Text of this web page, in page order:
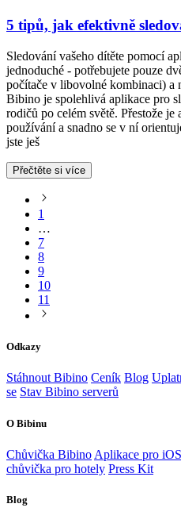
5 tipů, jak efektivně
Sledování vašeho dítěte pomocí
jednoduché - potřebujete pouze
počítače v libovolné kombinaci)
Bibino je spolehlivá aplikace pro
rodičů po celém světě. Přestože
používání a snadno se v ní
jste ješ
Přečtěte si více
1
…
7
8
9
10
11
Odkazy
Stáhnout Bibino Ceník Blog
se Stav Bibino serverů
O Bibinu
Chůvička Bibino Aplikace pro iOS
chůvička pro hotely Press Kit
Blog